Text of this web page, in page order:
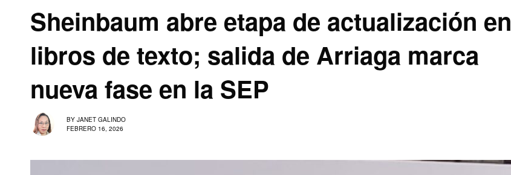
Sheinbaum abre etapa de actualización en
libros de texto; salida de Arriaga marca
nueva fase en la SEP
BY JANET GALINDO
FEBRERO 16, 2026